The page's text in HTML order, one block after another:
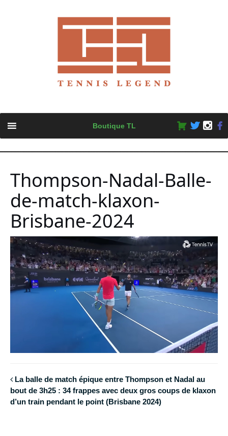
content
Boutique TL
Thompson-Nadal-Balle-
de-match-klaxon-
Brisbane-2024
La balle de match épique entre Thompson et Nadal au
bout de 3h25 : 34 frappes avec deux gros coups de klaxon
d’un train pendant le point (Brisbane 2024)